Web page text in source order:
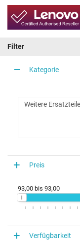
Filter
Kategorie
Preis
93,00 bis 93,00
Verfügbarkeit